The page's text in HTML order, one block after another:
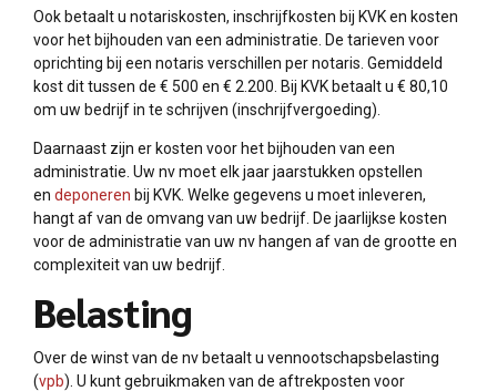
Ook betaalt u notariskosten, inschrijfkosten bij KVK en kosten
voor het bijhouden van een administratie. De tarieven voor
oprichting bij een notaris verschillen per notaris. Gemiddeld
kost dit tussen de € 500 en € 2.200. Bij KVK betaalt u € 80,10
om uw bedrijf in te schrijven (inschrijfvergoeding).
Daarnaast zijn er kosten voor het bijhouden van een
administratie. Uw nv moet elk jaar jaarstukken opstellen
en deponeren bij KVK. Welke gegevens u moet inleveren,
hangt af van de omvang van uw bedrijf. De jaarlijkse kosten
voor de administratie van uw nv hangen af van de grootte en
complexiteit van uw bedrijf.
Belasting
Over de winst van de nv betaalt u vennootschapsbelasting
(vpb). U kunt gebruikmaken van de aftrekposten voor